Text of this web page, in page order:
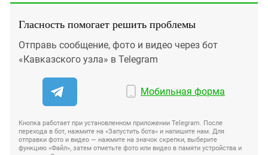
Гласность помогает решить проблемы
Отправь сообщение, фото и видео через бот
«Кавказского узла» в Telegram
Мобильная форма
Кнопка работает при установленном приложении Telegram. После
перехода в бот, нажмите на «Запустить бота» и напишите нам. Для
отправки фото и видео — нажмите на значок скрепки, выберите
функцию «Файл», затем отметьте фото или видео в памяти устройства и